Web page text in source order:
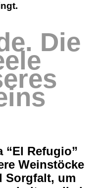
Die
“El Refugio”
Weinstöcke
Sorgfalt, um